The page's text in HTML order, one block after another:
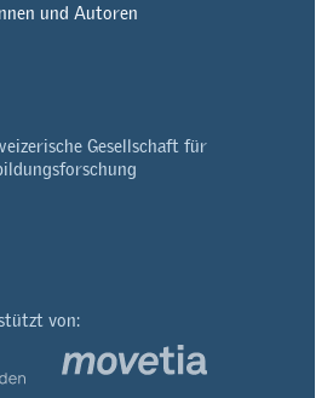
und Autoren
Gesellschaft für
von: